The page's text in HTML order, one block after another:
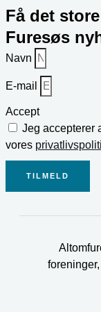
Få det
Furesøs
Navn
E-mail
Accept
Jeg accepterer
vores
TILMELD